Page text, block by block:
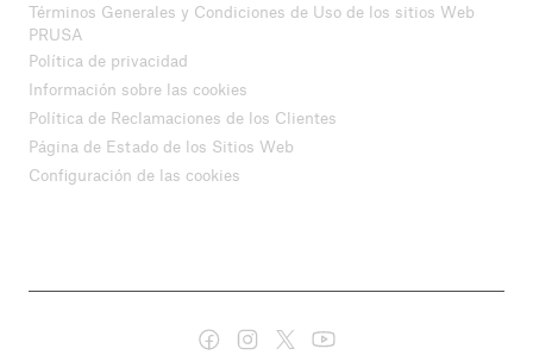
Términos Generales y Condiciones de Uso de los sitios Web
PRUSA
Política de privacidad
Información sobre las cookies
Política de Reclamaciones de los Clientes
Página de Estado de los Sitios Web
Configuración de las cookies